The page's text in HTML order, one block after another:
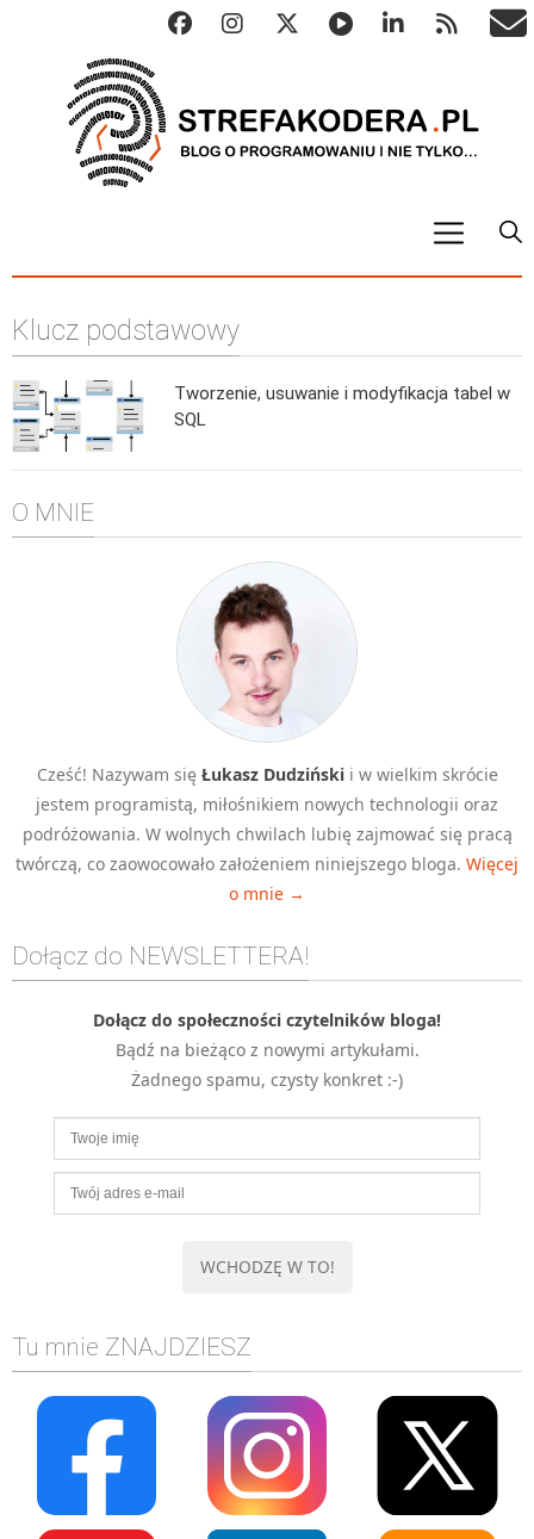
Metody numeryczne
Algorytmy wyszukiwania
Inne
C++
Elementarz Java
Pascal
HTML 5
CSS 3
Django
PHP
WordPress
MOBILE
Android
KONTROLA WERSJI
SQL
TESTOWANIE
SIECI
WYDARZENIA
BIZNES
PO GODZINACH
KONTAKT
Klucz podstawowy
Tworzenie, usuwanie i modyfikacja tabel w
SQL
O MNIE
Cześć! Nazywam się Łukasz Dudzińskii w wielkim skrócie
jestem programistą, miłośnikiem nowych technologii oraz
podróżowania. W wolnych chwilach lubię zajmować się pracą
twórczą, co zaowocowało założeniem niniejszego bloga. Więcej
o mnie →
Dołącz do NEWSLETTERA!
Dołącz do społeczności czytelników bloga!
Bądź na bieżąco z nowymi artykułami.
Żadnego spamu, czysty konkret :-)
Tu mnie ZNAJDZIESZ